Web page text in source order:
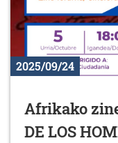
2025/09/24
Afrikako
DE LOS